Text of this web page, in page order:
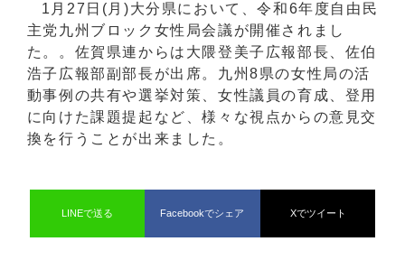
1月27日(月)大分県において、令和6年度自由民
主党九州ブロック女性局会議が開催されまし
た。。佐賀県連からは大隈登美子広報部長、佐伯
浩子広報部副部長が出席。九州8県の女性局の活
動事例の共有や選挙対策、女性議員の育成、登用
に向けた課題提起など、様々な視点からの意見交
換を行うことが出来ました。
LINEで送る Facebookでシェア Xでツイート